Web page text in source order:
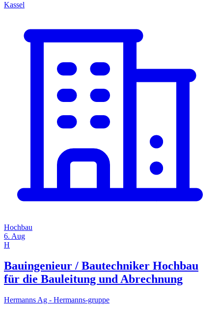
Kassel
Hochbau
6. Aug
H
Bauingenieur / Bautechniker Hochbau
für die Bauleitung und Abrechnung
Hermanns Ag - Hermanns-gruppe